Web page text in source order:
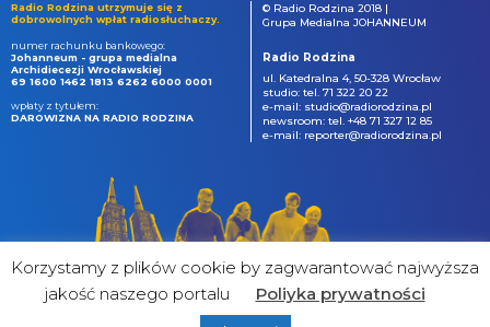
Radio Rodzina utrzymuje się z
dobrowolnych wpłat radiosłuchaczy.
numer rachunku bankowego:
Johanneum - grupa medialna
Archidiecezji Wrocławskiej
69 1600 1462 1813 6262 6000 0001
wpłaty z tytułem:
DAROWIZNA NA RADIO RODZINA
© Radio Rodzina 2018 |
Grupa Medialna JOHANNEUM
Radio Rodzina
ul. Katedralna 4, 50-328 Wrocław
studio: tel. 71 322 20 22
e-mail: studio@radiorodzina.pl
newsroom: tel. +48 71 327 12 85
e-mail: reporter@radiorodzina.pl
Korzystamy z plików cookie by zagwarantować najwyższa
jakość naszego portalu
Poliyka prywatności